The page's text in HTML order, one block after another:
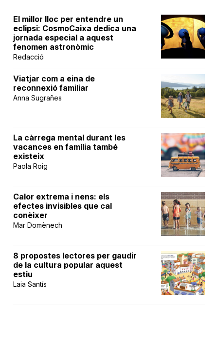
El millor lloc per entendre un
eclipsi: CosmoCaixa dedica una
jornada especial a aquest
fenomen astronòmic
Redacció
Viatjar com a eina de
reconnexió familiar
Anna Sugrañes
La càrrega mental durant les
vacances en família també
existeix
Paola Roig
Calor extrema i nens: els
efectes invisibles que cal
conèixer
Mar Domènech
8 propostes lectores per gaudir
de la cultura popular aquest
estiu
Laia Santís